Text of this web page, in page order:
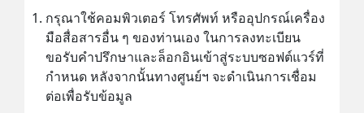
กรุณาใช้คอมพิวเตอร์ โทรศัพท์ หรืออุปกรณ์เครื่อง
มือสื่อสารอื่น ๆ ของท่านเอง ในการลงทะเบียน
ขอรับคำปรึกษาและล็อกอินเข้าสู่ระบบซอฟต์แวร์ที่
กำหนด หลังจากนั้นทางศูนย์ฯ จะดำเนินการเชื่อม
ต่อเพื่อรับข้อมูล